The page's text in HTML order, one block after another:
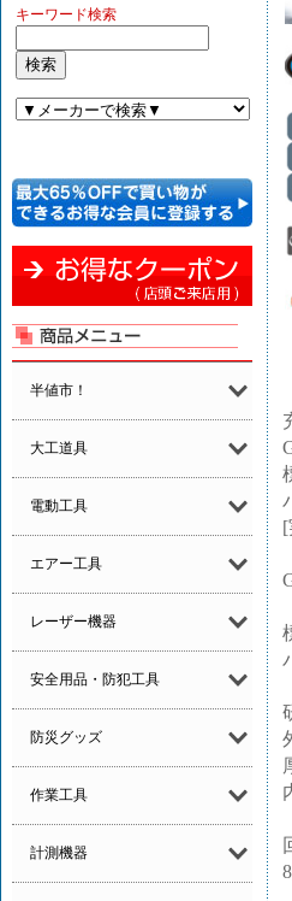
キーワード検索
半値市！
大工道具
電動工具
エアー工具
レーザー機器
安全用品・防犯工具
防災グッズ
作業工具
計測機器